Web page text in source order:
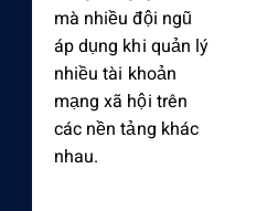
mà nhiều đội ngũ
áp dụng khi quản lý
nhiều tài khoản
mạng xã hội trên
các nền tảng khác
nhau.